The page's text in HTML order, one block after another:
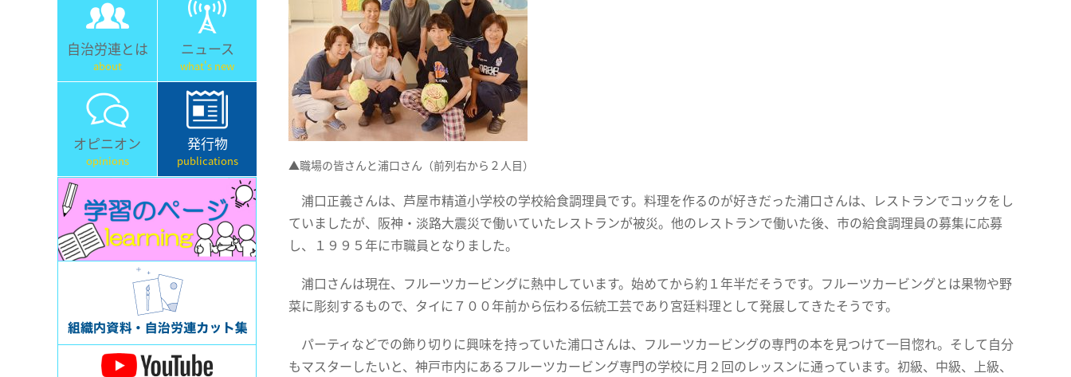
自治労連とは
about
ニュース
what's new
オピニオン
opinions
発行物
publications ▲職場の皆さんと浦口さん（前列右から２人目）
浦口正義さんは、芦屋市精道小学校の学校給食調理員です。料理を作るのが好きだった浦口さんは、レストランでコックをし
ていましたが、阪神・淡路大震災で働いていたレストランが被災。他のレストランで働いた後、市の給食調理員の募集に応募
し、１９９５年に市職員となりました。
浦口さんは現在、フルーツカービングに熱中しています。始めてから約１年半だそうです。フルーツカービングとは果物や野
菜に彫刻するもので、タイに７００年前から伝わる伝統工芸であり宮廷料理として発展してきたそうです。
パーティなどでの飾り切りに興味を持っていた浦口さんは、フルーツカービングの専門の本を見つけて一目惚れ。そして自分
もマスターしたいと、神戸市内にあるフルーツカービング専門の学校に月２回のレッスンに通っています。初級、中級、上級、